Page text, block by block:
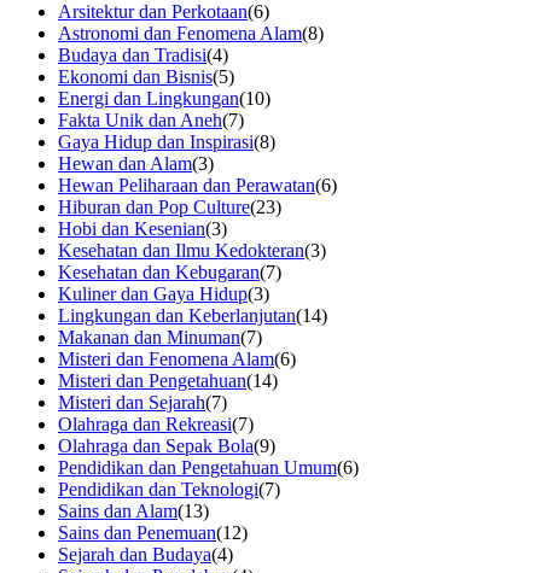
Arsitektur dan Perkotaan(6)
Astronomi dan Fenomena Alam(8)
Budaya dan Tradisi(4)
Ekonomi dan Bisnis(5)
Energi dan Lingkungan(10)
Fakta Unik dan Aneh(7)
Gaya Hidup dan Inspirasi(8)
Hewan dan Alam(3)
Hewan Peliharaan dan Perawatan(6)
Hiburan dan Pop Culture(23)
Hobi dan Kesenian(3)
Kesehatan dan Ilmu Kedokteran(3)
Kesehatan dan Kebugaran(7)
Kuliner dan Gaya Hidup(3)
Lingkungan dan Keberlanjutan(14)
Makanan dan Minuman(7)
Misteri dan Fenomena Alam(6)
Misteri dan Pengetahuan(14)
Misteri dan Sejarah(7)
Olahraga dan Rekreasi(7)
Olahraga dan Sepak Bola(9)
Pendidikan dan Pengetahuan Umum(6)
Pendidikan dan Teknologi(7)
Sains dan Alam(13)
Sains dan Penemuan(12)
Sejarah dan Budaya(4)